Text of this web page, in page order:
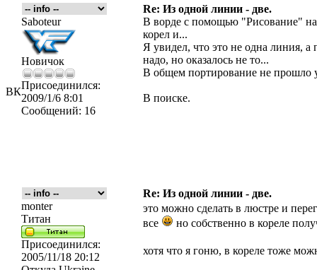
ВК
Re: Из одной линии - две.
Saboteur
Новичок
Присоединился:
2009/1/6 8:01
Сообщений: 16
В ворде с помощью "Рисование"
корел и...
Я увидел, что это не одна линия,
надо, но оказалось не то...
В общем портирование не прошло
В поиске.
Re: Из одной линии - две.
monter
Титан
Присоединился:
2005/11/18 20:12
это можно сделать в люстре и
все
но собственно в кореле
хотя что я гоню, в кореле тоже